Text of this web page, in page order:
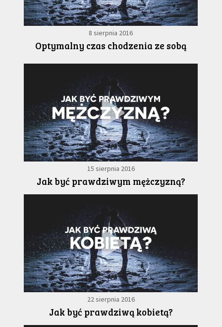
8 sierpnia 2016
Optymalny czas chodzenia ze sobą
15 sierpnia 2016
Jak być prawdziwym mężczyzną?
22 sierpnia 2016
Jak być prawdziwą kobietą?